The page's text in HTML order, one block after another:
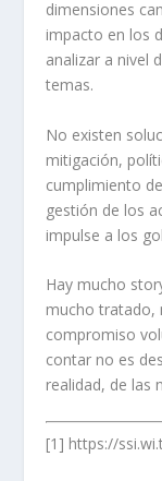
dimensiones
impacto en los
analizar a nivel
temas.
No existen
mitigación,
cumplimiento
gestión de los
impulse a los
Hay mucho
mucho tratado,
compromiso
contar no es
realidad, de las
[1] https://